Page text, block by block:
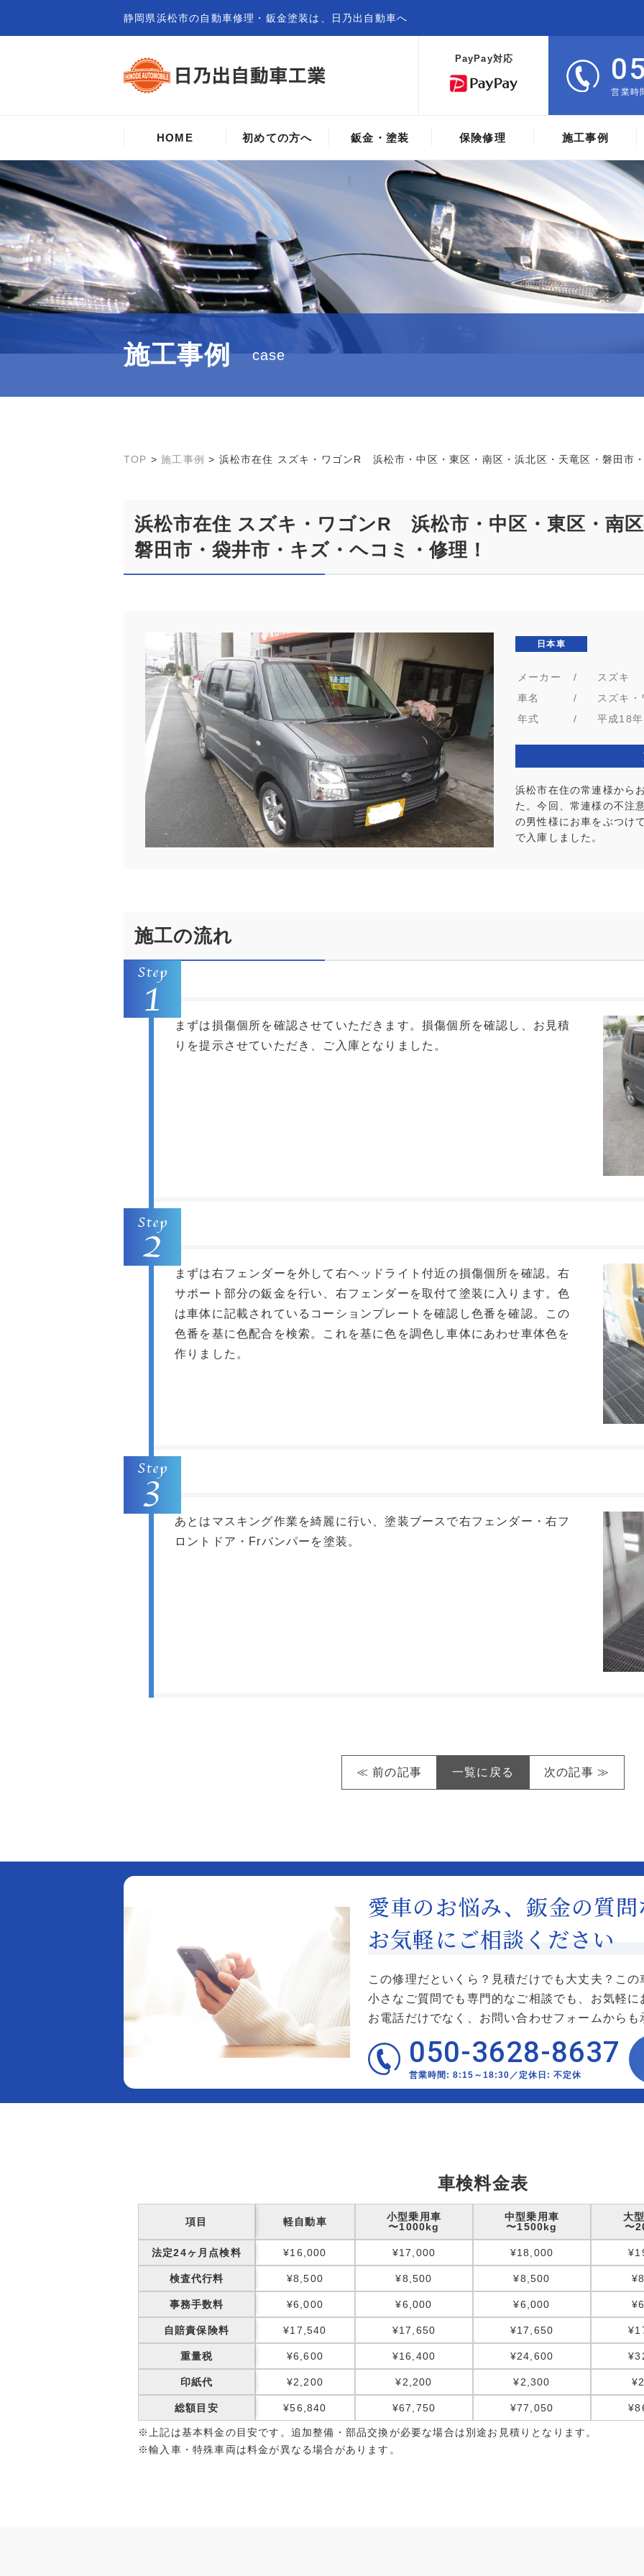
静岡県浜松市の自動車修理・鈑金塗装は、日乃出自動車へ
PayPay対応
営業時
HOME 初めての方へ 鈑金・塗装 保険修理 施工事例
施工事例 case
TOP >施工事例 > 浜松市在住 スズキ・ワゴンR 浜松市・中区・東区・南区・浜北区・天竜区・磐田市
浜松市在住 スズキ・ワゴンR 浜松市・中区・東区・南
磐田市・袋井市・キズ・ヘコミ・修理！
日本車
メーカー /
スズキ
車名
/
スズキ
年式
/ 平成18年
浜松市在住の常連様から
た。今回、常連様の不注
の男性様にお車をぶつけ
で入庫しました。
施工の流れ
まずは損傷個所を確認させていただきます。損傷個所を確認し、お見積
りを提示させていただき、ご入庫となりました。
まずは右フェンダーを外して右ヘッドライト付近の損傷個所を確認。右
サポート部分の鈑金を行い、右フェンダーを取付て塗装に入ります。色
は車体に記載されているコーションプレートを確認し色番を確認。この
色番を基に色配合を検索。これを基に色を調色し車体にあわせ車体色を
作りました。
あとはマスキング作業を綺麗に行い、塗装ブースで右フェンダー・右フ
ロントドア・Frバンパーを塗装。
≪ 前の記事 一覧に戻る 次の記事 ≫
愛車のお悩み、鈑金の質
お気軽にご相談ください
この修理だといくら？見積だけでも大丈夫？こ
小さなご質問でも専門的なご相談でも、お気軽
お電話だけでなく、お問い合わせフォームからも
050-3628-8637
営業時間: 8:15～18:30／定休日: 不定休
車検料金表
項目 軽自動車
小型乗用車
〜1000kg
中型乗用車
〜1500kg
大
〜
法定24ヶ月点検料 ¥16,000 ¥17,000 ¥18,000
検査代行料 ¥8,500 ¥8,500 ¥8,500
事務手数料 ¥6,000 ¥6,000 ¥6,000
自賠責保険料 ¥17,540 ¥17,650 ¥17,650
重量税 ¥6,600 ¥16,400 ¥24,600
印紙代 ¥2,200 ¥2,200 ¥2,300
総額目安 ¥56,840 ¥67,750 ¥77,050
※上記は基本料金の目安です。追加整備・部品交換が必要な場合は別途お見積りとなります。
※輸入車・特殊車両は料金が異なる場合があります。